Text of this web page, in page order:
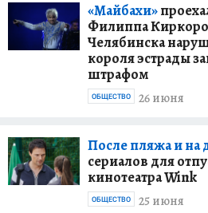
«Майбахи»
Филиппа
Челябинска
короля эстрады
штрафом
26 июня
ОБЩЕСТВО
После пляжа и на
сериалов для
кинотеатра Wink
25 июня
ОБЩЕСТВО